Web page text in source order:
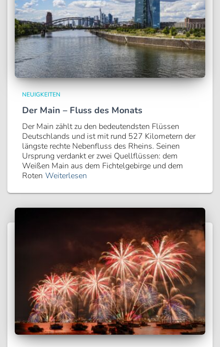
NEUIGKEITEN
Der Main – Fluss des Monats
Der Main zählt zu den bedeutendsten Flüssen
Deutschlands und ist mit rund 527 Kilometern der
längste rechte Nebenfluss des Rheins. Seinen
Ursprung verdankt er zwei Quellflüssen: dem
Weißen Main aus dem Fichtelgebirge und dem
Roten Weiterlesen